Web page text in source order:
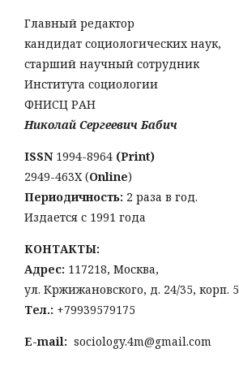
Главный редактор
кандидат социологических наук,
старший научный сотрудник
Института социологии
ФНИСЦ РАН
Николай Сергеевич Бабич
ISSN 1994-8964 (Print)
2949-463Х (Online)
Периодичность: 2 раза в год.
Издается с 1991 года
КОНТАКТЫ:
Адрес: 117218, Москва,
ул. Кржижановского, д. 24/35, корп. 5
Тел.: +79939579175
E-mail: sociology.4m@gmail.com